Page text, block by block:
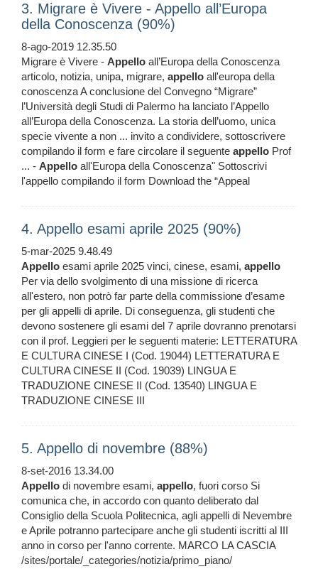
3. Migrare è Vivere - Appello all’Europa
della Conoscenza (90%)
8-ago-2019 12.35.50
Migrare è Vivere - Appello all’Europa della Conoscenza
articolo, notizia, unipa, migrare, appello all'europa della
conoscenza A conclusione del Convegno “Migrare”
l’Università degli Studi di Palermo ha lanciato l’Appello
all’Europa della Conoscenza. La storia dell’uomo, unica
specie vivente a non ... invito a condividere, sottoscrivere
compilando il form e fare circolare il seguente appello Prof
... - Appello all'Europa della Conoscenza" Sottoscrivi
l'appello compilando il form Download the “Appeal
4. Appello esami aprile 2025 (90%)
5-mar-2025 9.48.49
Appello esami aprile 2025 vinci, cinese, esami, appello
Per via dello svolgimento di una missione di ricerca
all'estero, non potrò far parte della commissione d’esame
per gli appelli di aprile. Di conseguenza, gli studenti che
devono sostenere gli esami del 7 aprile dovranno prenotarsi
con il prof. Leggieri per le seguenti materie: LETTERATURA
E CULTURA CINESE I (Cod. 19044) LETTERATURA E
CULTURA CINESE II (Cod. 19039) LINGUA E
TRADUZIONE CINESE II (Cod. 13540) LINGUA E
TRADUZIONE CINESE III
5. Appello di novembre (88%)
8-set-2016 13.34.00
Appello di novembre esami, appello, fuori corso Si
comunica che, in accordo con quanto deliberato dal
Consiglio della Scuola Politecnica, agli appelli di Nevembre
e Aprile potranno partecipare anche gli studenti iscritti al III
anno in corso per l'anno corrente. MARCO LA CASCIA
/sites/portale/_categories/notizia/primo_piano/